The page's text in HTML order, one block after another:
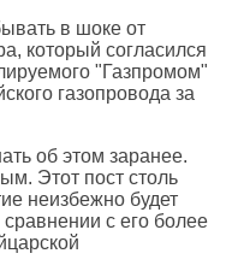
в шоке от
который согласился
"Газпромом"
газопровода за
об этом заранее.
Этот пост столь
неизбежно будет
с его более